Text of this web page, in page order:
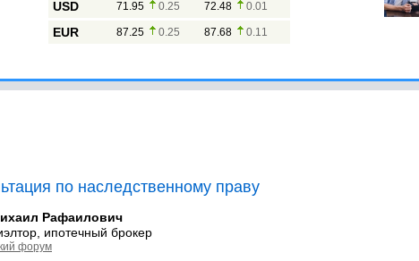
USD 71.95 0.25 72.48 0.01
EUR 87.25 0.25 87.68 0.11
по наследственному праву
Рафаилович
ипотечный брокер
форум